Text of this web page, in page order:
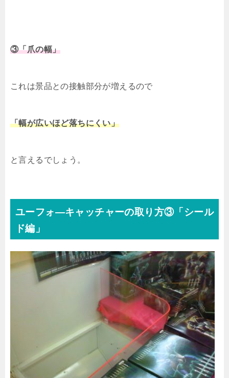
③「爪の幅」
これは景品との接触部分が増えるので
「幅が広いほど落ちにくい」
と言えるでしょう。
ユーフォ―キャッチャーの取り方③「シール
ド編」